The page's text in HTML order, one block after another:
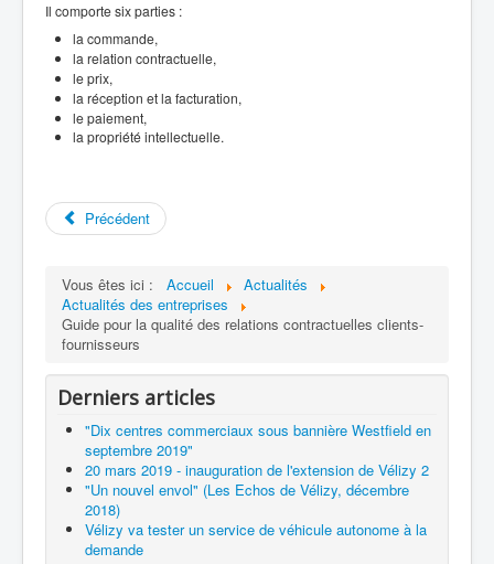
Il comporte six parties :
la commande,
la relation contractuelle,
le prix,
la réception et la facturation,
le paiement,
la propriété intellectuelle.
Précédent
Vous êtes ici : Accueil
Actualités
Actualités des entreprises
Guide pour la qualité des relations contractuelles clients-
fournisseurs
Derniers articles
"Dix centres commerciaux sous bannière Westfield en
septembre 2019"
20 mars 2019 - inauguration de l'extension de Vélizy 2
"Un nouvel envol" (Les Echos de Vélizy, décembre
2018)
Vélizy va tester un service de véhicule autonome à la
demande